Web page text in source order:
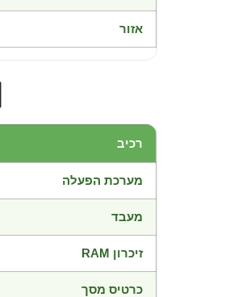
אזור
רכיב
מערכת הפעלה
מעבד
זיכרון RAM
כרטיס מסך